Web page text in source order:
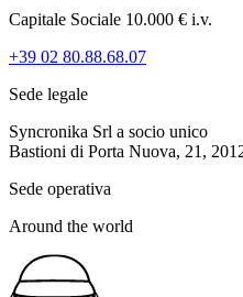
Capitale Sociale 10.000 € i.v.
+39 02 80.88.68.07
Sede legale
Syncronika Srl a socio unico
Bastioni di Porta Nuova, 21,
Sede operativa
Around the world